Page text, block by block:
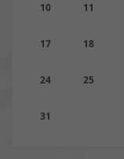
10 11
17 18
24 25
31